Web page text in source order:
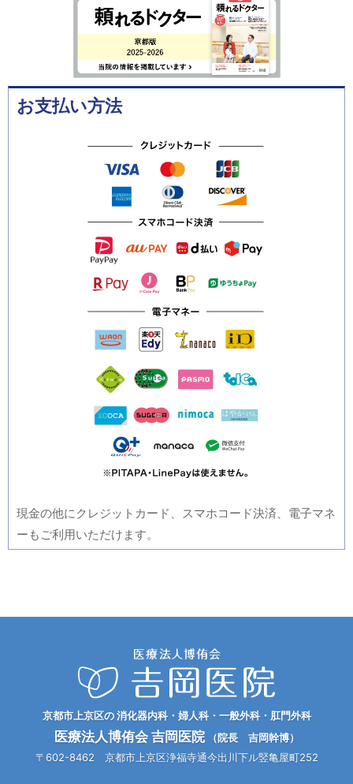
お支払い方法
現金の他にクレジットカード、スマホコード決済、電子マネ
ーもご利用いただけます。
京都市上京区の 消化器内科・婦人科・一般外科・肛門外科
医療法人博侑会 吉岡医院（院長 吉岡幹博）
〒602-8462 京都市上京区浄福寺通今出川下ル竪亀屋町252